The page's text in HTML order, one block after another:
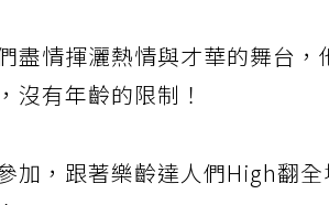
盡情揮灑熱情與才華的舞台
沒有年齡的限制！
加，跟著樂齡達人們High翻全